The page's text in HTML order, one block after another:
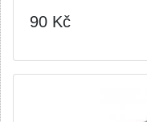
90 Kč